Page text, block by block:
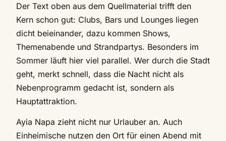
Der Text oben aus dem Quellmaterial trifft den
Kern schon gut: Clubs, Bars und Lounges liegen
dicht beieinander, dazu kommen Shows,
Themenabende und Strandpartys. Besonders im
Sommer läuft hier viel parallel. Wer durch die Stadt
geht, merkt schnell, dass die Nacht nicht als
Nebenprogramm gedacht ist, sondern als
Hauptattraktion.
Ayia Napa zieht nicht nur Urlauber an. Auch
Einheimische nutzen den Ort für einen Abend mit